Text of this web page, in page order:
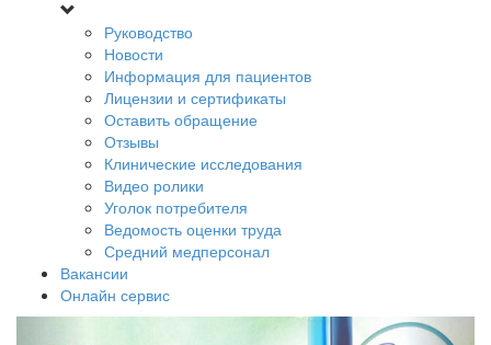
Руководство
Новости
Информация для пациентов
Лицензии и сертификаты
Оставить обращение
Отзывы
Клинические исследования
Видео ролики
Уголок потребителя
Ведомость оценки труда
Средний медперсонал
Вакансии
Онлайн сервис